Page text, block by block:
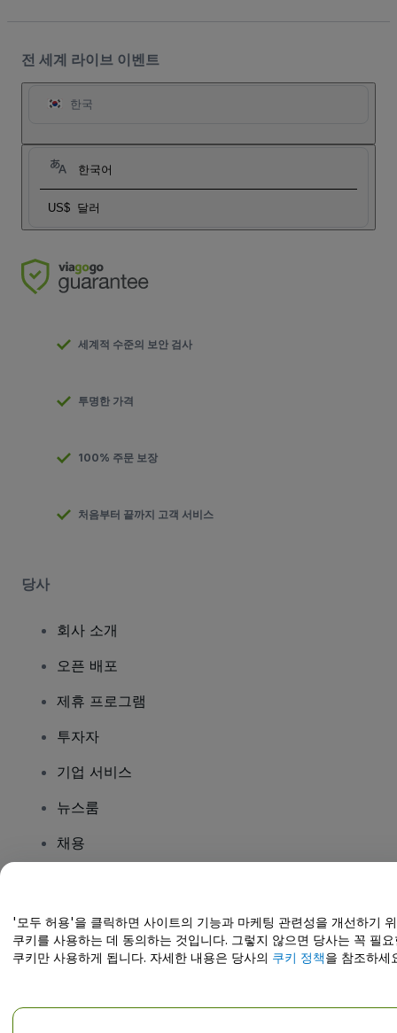
전 세계 라이브 이벤트
한국
한국어
US$ 달러
세계적 수준의 보안 검사
투명한 가격
100% 주문 보장
처음부터 끝까지 고객 서비스
당사
회사 소개
오픈 배포
제휴 프로그램
투자자
기업 서비스
뉴스룸
채용
도움말 센터 / 문의하기
'모두 허용'을 클릭하면 사이트의 기능과 마케팅 관련성을 개선하기
쿠키를 사용하는 데 동의하는 것입니다. 그렇지 않으면 당사는 꼭 필요
쿠키만 사용하게 됩니다. 자세한 내용은 당사의 쿠키 정책을 참조하세